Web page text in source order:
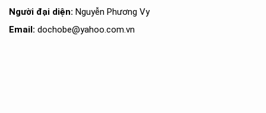
Người đại diện: Nguyễn Phương Vy
Email: dochobe@yahoo.com.vn